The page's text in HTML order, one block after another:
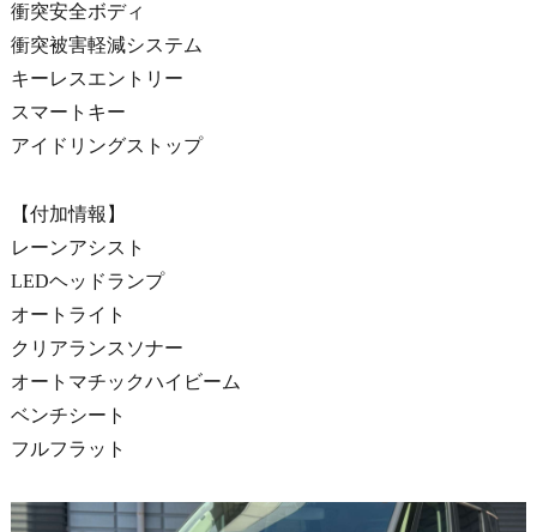
衝突安全ボディ
衝突被害軽減システム
キーレスエントリー
スマートキー
アイドリングストップ
【付加情報】
レーンアシスト
LEDヘッドランプ
オートライト
クリアランスソナー
オートマチックハイビーム
ベンチシート
フルフラット